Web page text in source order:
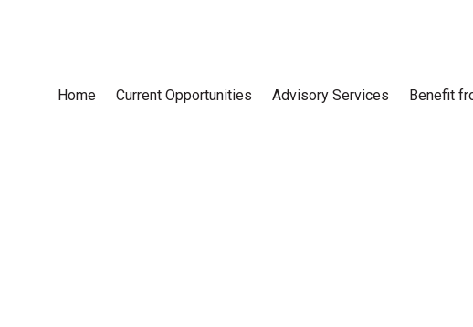
Home Current Opportunities Advisory Services Benefit